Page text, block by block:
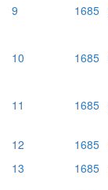
9 1685
10 1685
11 1685
12 1685
13
1685